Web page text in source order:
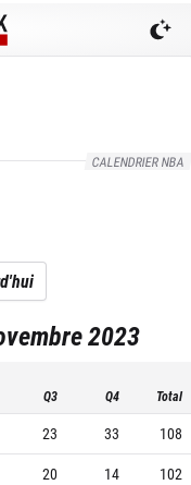
CALENDRIER NBA
2023
Q3 Q4 Total
23 33
108
20 14 102